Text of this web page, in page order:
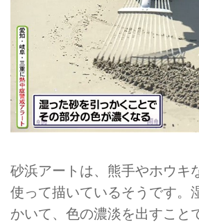
砂浜アートは、熊手やホウキ
使って描いているそうです。
かいて、色の濃淡を出すこと